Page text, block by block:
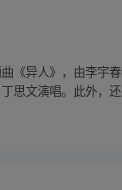
《异人》，由李宇
思文演唱。此外，